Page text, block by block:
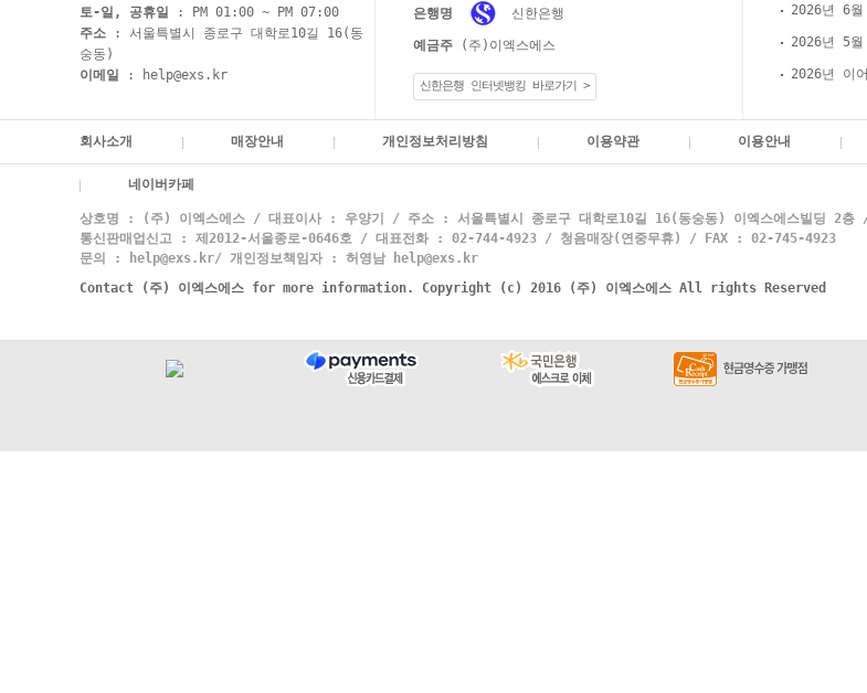
토-일, 공휴일
: PM 01:00 ~ PM 07:00
주소 : 서울특별시 종로구 대학로10길 16(동
숭동)
이메일
: help@exs.kr
은행명 신한은행
예금주 (주)이엑스에스
신한은행 인터넷뱅킹 바로가기 >
회사소개 매장안내 개인정보처리방침 이용약관 이용안내
네이버카페
상호명 : (주) 이엑스에스 / 대표이사 : 우양기 / 주소 : 서울특별시 종로구 대학로10길 16(동숭동) 이엑스에스빌딩 2층
통신판매업신고 : 제2012-서울종로-0646호 / 대표전화 : 02-744-4923 / 청음매장(연중무휴) / FAX : 02-745-4923
문의 : help@exs.kr/ 개인정보책임자 : 허영남 help@exs.kr
Contact (주) 이엑스에스 for more information. Copyright (c) 2016 (주) 이엑스에스 All rights Reserved